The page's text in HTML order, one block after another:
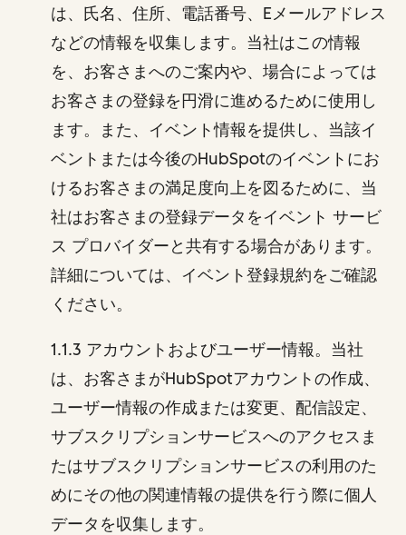
は、氏名、住所、電話番号、Eメールアドレス
などの情報を収集します。当社はこの情報
を、お客さまへのご案内や、場合によっては
お客さまの登録を円滑に進めるために使用し
ます。また、イベント情報を提供し、当該イ
ベントまたは今後のHubSpotのイベントにお
けるお客さまの満足度向上を図るために、当
社はお客さまの登録データをイベント サービ
ス プロバイダーと共有する場合があります。
詳細については、イベント登録規約をご確認
ください。
1.1.3 アカウントおよびユーザー情報。当社
は、お客さまがHubSpotアカウントの作成、
ユーザー情報の作成または変更、配信設定、
サブスクリプションサービスへのアクセスま
たはサブスクリプションサービスの利用のた
めにその他の関連情報の提供を行う際に個人
データを収集します。